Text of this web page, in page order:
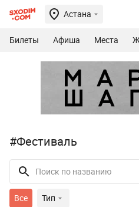
Астана
Билеты Афиша Места
#Фестиваль
Все Тип